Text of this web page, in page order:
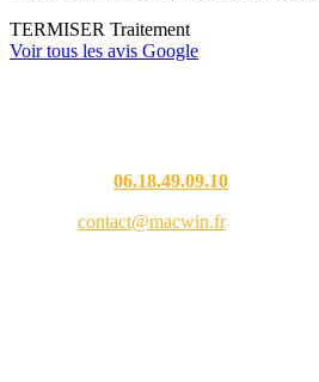
TERMISER Traitement
Voir tous les avis Google
06.18.49.09.10
contact@macwin.fr